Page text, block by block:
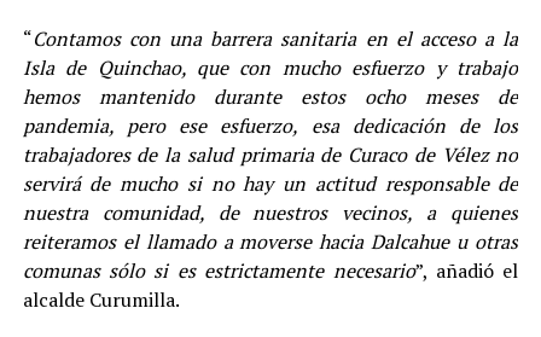
“Contamos con una barrera sanitaria en el acceso a la
Isla de Quinchao, que con mucho esfuerzo y trabajo
hemos mantenido durante estos ocho meses de
pandemia, pero ese esfuerzo, esa dedicación de los
trabajadores de la salud primaria de Curaco de Vélez no
servirá de mucho si no hay un actitud responsable de
nuestra comunidad, de nuestros vecinos, a quienes
reiteramos el llamado a moverse hacia Dalcahue u otras
comunas sólo si es estrictamente necesario”, añadió el
alcalde Curumilla.